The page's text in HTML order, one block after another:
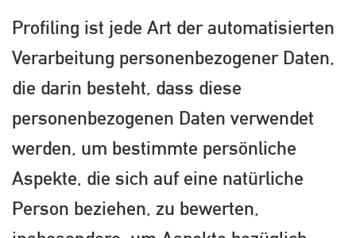
Profiling ist jede Art der automatisierten
Verarbeitung personenbezogener Daten,
die darin besteht, dass diese
personenbezogenen Daten verwendet
werden, um bestimmte persönliche
Aspekte, die sich auf eine natürliche
Person beziehen, zu bewerten,